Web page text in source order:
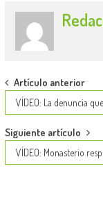
Post
navigation
Artículo anterior
VÍDEO: La denuncia
Siguiente artículo
VÍDEO: Monasterio